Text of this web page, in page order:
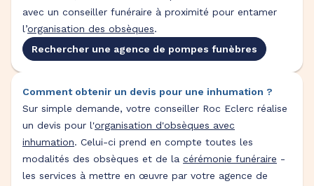
avec un conseiller funéraire à proximité pour entamer
l’organisation des obsèques.
Rechercher une agence de pompes funèbres
Comment obtenir un devis pour une inhumation ?
Sur simple demande, votre conseiller Roc Eclerc réalise
un devis pour l'organisation d'obsèques avec
inhumation. Celui-ci prend en compte toutes les
modalités des obsèques et de la cérémonie funéraire -
les services à mettre en œuvre par votre agence de